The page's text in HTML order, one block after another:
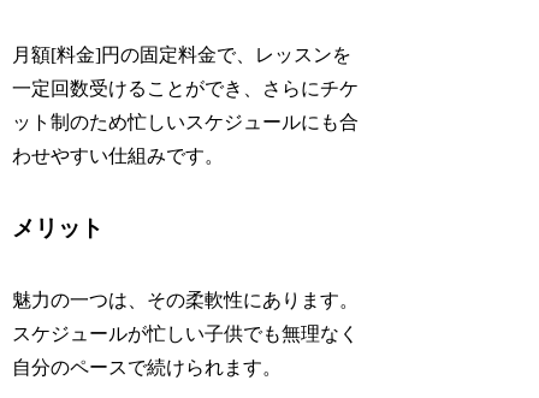
月額[料金]円の固定料金で、レッスンを
一定回数受けることができ、さらにチケ
ット制のため忙しいスケジュールにも合
わせやすい仕組みです。
メリット
魅力の一つは、その柔軟性にあります。
スケジュールが忙しい子供でも無理なく
自分のペースで続けられます。